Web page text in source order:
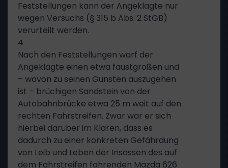
Feststellungen kann der Angeklagte nur
wegen Versuchs (§ 315 b Abs. 2 StGB)
verurteilt werden.
4
Nach den Feststellungen warf der
Angeklagte einen etwa faustgroßen und
– wovon zu seinen Gunsten auszugehen
ist – brüchigen Sandstein von der
Autobahnbrücke etwa 25 m weit auf den
rechten Fahrstreifen. Zwar war er sich
hierbei darüber im Klaren, dass es
dadurch zu einer konkreten Gefährdung
von Leib und Leben der Insassen des auf
dem Fahrstreifen fahrenden Mazda 626